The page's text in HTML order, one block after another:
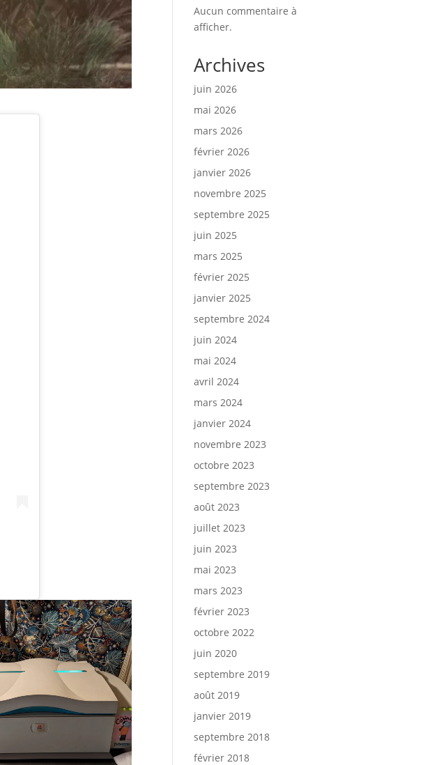
Aucun commentaire à
afficher.
Archives
juin 2026
mai 2026
mars 2026
février 2026
janvier 2026
novembre 2025
septembre 2025
juin 2025
mars 2025
février 2025
janvier 2025
septembre 2024
juin 2024
mai 2024
avril 2024
mars 2024
janvier 2024
novembre 2023
octobre 2023
septembre 2023
août 2023
juillet 2023
juin 2023
mai 2023
mars 2023
février 2023
octobre 2022
juin 2020
septembre 2019
août 2019
janvier 2019
septembre 2018
février 2018